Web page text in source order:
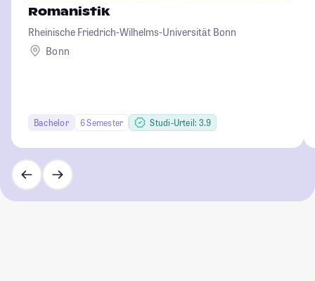
Romanistik
Rheinische Friedrich-Wilhelms-Universität Bonn
Bonn
Bachelor 6 Semester Studi-Urteil: 3.9